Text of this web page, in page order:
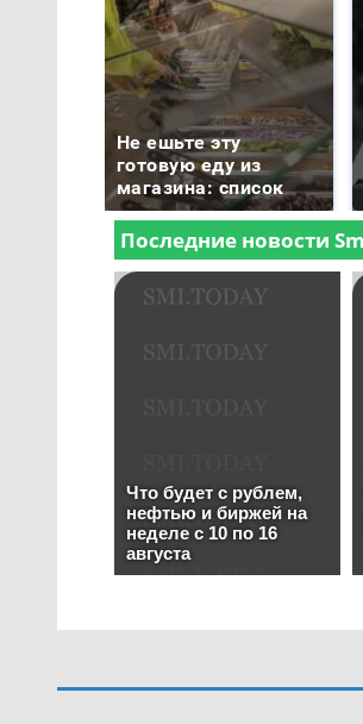
Не ешьте эту
готовую еду из
магазина: список